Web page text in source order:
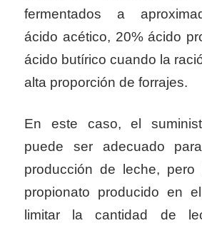
fermentados a
ácido acético, 20% ácido
ácido butírico cuando la
alta proporción de forrajes.
En este caso, el
puede ser adecuado
producción de leche,
propionato producido en
limitar la cantidad de